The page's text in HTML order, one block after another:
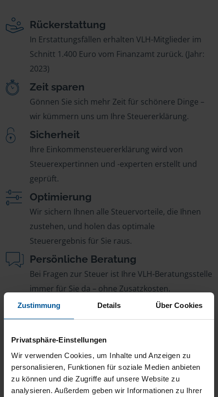
Zustimmung Details Über Cookies
Privatsphäre-Einstellungen
Wir verwenden Cookies, um Inhalte und Anzeigen zu
personalisieren, Funktionen für soziale Medien anbieten
zu können und die Zugriffe auf unsere Website zu
analysieren. Außerdem geben wir Informationen zu Ihrer
Rückerstattung
In Erstattungsfällen erhalten VLH-Mitglieder im
Schnitt 1.400 Euro vom Finanzamt zurück. (Jahr:
2023)
Zeit sparen
Gönnen Sie sich mehr Zeit für schönere Dinge –
wir kümmern uns um Ihre Steuererklärung.
Sicherheit
Ihre Einkommensteuererklärung wird von
Steuerexpertinnen und -experten erstellt und
geprüft.
Optimierung
Wir sichern Ihnen alle Steuervorteile, die Ihnen
zustehen, und holen das optimale
Steuerergebnis für Sie raus.
Persönliche Beratung
Bei Fragen zur Steuer ist Ihre VLH-Beratungsstelle
immer für Sie da – ohne Zusatzkosten.
Fairer Beitrag
Sie zahlen für alle unsere Leistungen nur einen
jährlichen Mitgliedsbeitrag, der sich nach Ihren
Jahreseinnahmen richtet.